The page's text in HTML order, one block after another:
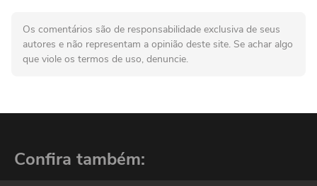
Os comentários são de responsabilidade exclusiva de seus
autores e não representam a opinião deste site. Se achar algo
que viole os termos de uso, denuncie.
Confira também: